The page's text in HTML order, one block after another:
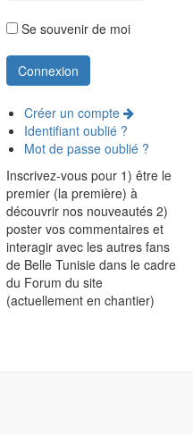
Se souvenir de moi
Créer un compte
Identifiant oublié ?
Mot de passe oublié ?
Inscrivez-vous pour 1) être le
premier (la première) à
découvrir nos nouveautés 2)
poster vos commentaires et
interagir avec les autres fans
de Belle Tunisie dans le cadre
du Forum du site
(actuellement en chantier)